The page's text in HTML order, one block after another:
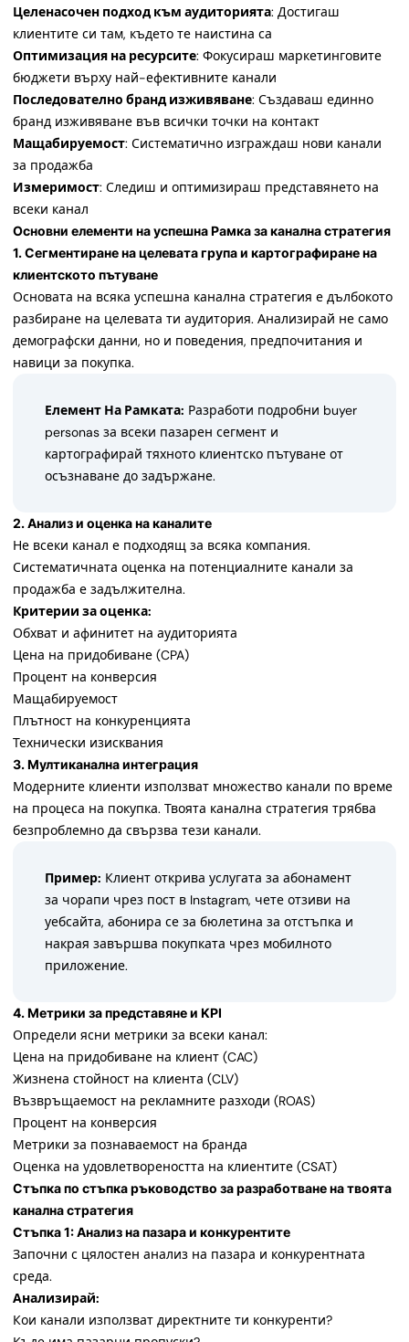
Целенасочен подход към аудиторията: Достигаш
клиентите си там, където те наистина са
Оптимизация на ресурсите: Фокусираш маркетинговите
бюджети върху най-ефективните канали
Последователно бранд изживяване: Създаваш единно
бранд изживяване във всички точки на контакт
Мащабируемост: Систематично изграждаш нови канали
за продажба
Измеримост: Следиш и оптимизираш представянето на
всеки канал
Основни елементи на успешна Рамка за канална стратегия
1. Сегментиране на целевата група и картографиране на
клиентското пътуване
Основата на всяка успешна канална стратегия е дълбокото
разбиране на целевата ти аудитория. Анализирай не само
демографски данни, но и поведения, предпочитания и
навици за покупка.
Елемент На Рамката: Разработи подробни buyer
personas за всеки пазарен сегмент и
картографирай тяхното клиентско пътуване от
осъзнаване до задържане.
2. Анализ и оценка на каналите
Не всеки канал е подходящ за всяка компания.
Систематичната оценка на потенциалните канали за
продажба е задължителна.
Критерии за оценка:
Обхват и афинитет на аудиторията
Цена на придобиване (CPA)
Процент на конверсия
Мащабируемост
Плътност на конкуренцията
Технически изисквания
3. Мултиканална интеграция
Модерните клиенти използват множество канали по време
на процеса на покупка. Твоята канална стратегия трябва
безпроблемно да свързва тези канали.
Пример: Клиент открива услугата за абонамент
за чорапи чрез пост в Instagram, чете отзиви на
уебсайта, абонира се за бюлетина за отстъпка и
накрая завършва покупката чрез мобилното
приложение.
4. Метрики за представяне и KPI
Определи ясни метрики за всеки канал:
Цена на придобиване на клиент (CAC)
Жизнена стойност на клиента (CLV)
Възвръщаемост на рекламните разходи (ROAS)
Процент на конверсия
Метрики за познаваемост на бранда
Оценка на удовлетвореността на клиентите (CSAT)
Стъпка по стъпка ръководство за разработване на твоята
канална стратегия
Стъпка 1: Анализ на пазара и конкурентите
Започни с цялостен анализ на пазара и конкурентната
среда.
Анализирай:
Кои канали използват директните ти конкуренти?